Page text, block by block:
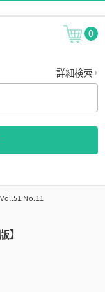
0
詳細検索
No.11
】